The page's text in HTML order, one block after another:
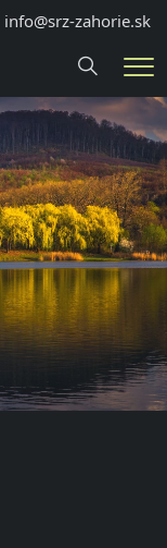
info@srz-zahorie.sk
Hledání